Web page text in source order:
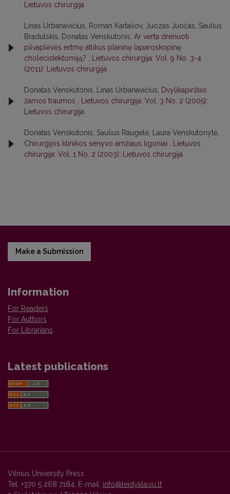
Lietuvos chirurgija
Linas Urbanavičius, Roman Kartašov, Juozas Juočas, Saulius
Bradulskis, Donatas Venskutonis, Ar verta drenuoti
pilvaplėvės ertmę atlikus planinę laparoskopinę
cholecistektomiją?
Lietuvos chirurgija: Vol. 9 No. 3-4
(2011): Lietuvos chirurgija
Donatas Venskutonis, Linas Urbanavičius,
Dvylikapirštės
žarnos traumos
Lietuvos chirurgija: Vol. 3 No. 2 (2005):
Lietuvos chirurgija
Donatas Venskutonis, Saulius Raugelė, Laura Venskutonytė,
Chirurgijos klinikos senyvo amžiaus ligoniai
Lietuvos
chirurgija: Vol. 1 No. 2 (2003): Lietuvos chirurgija
Make a Submission
Information
For Readers
For Authors
For Librarians
Latest publications
Vilnius University Press
Tel. +370 5 268 7184, E-mail: info@leidykla.vu.lt